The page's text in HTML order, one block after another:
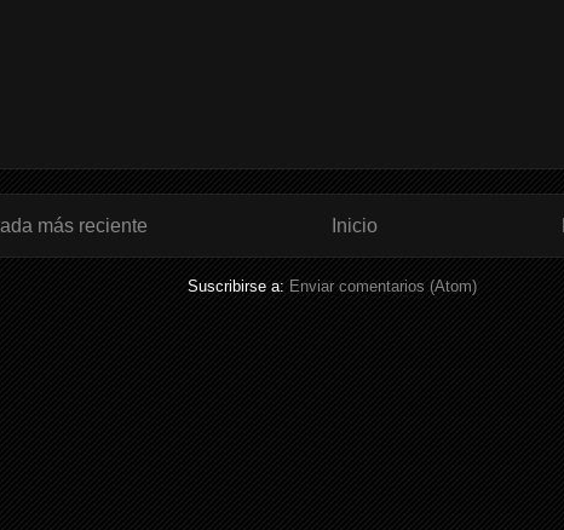
más reciente Inicio
Suscribirse a: Enviar comentarios (Atom)